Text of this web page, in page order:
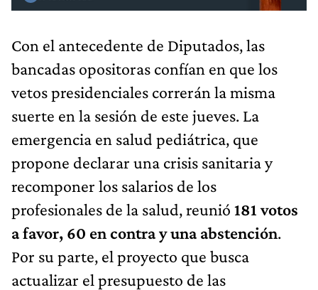
Con el antecedente de Diputados, las
bancadas opositoras confían en que los
vetos presidenciales correrán la misma
suerte en la sesión de este jueves. La
emergencia en salud pediátrica, que
propone declarar una crisis sanitaria y
recomponer los salarios de los
profesionales de la salud, reunió 181 votos
a favor, 60 en contra y una abstención.
Por su parte, el proyecto que busca
actualizar el presupuesto de las